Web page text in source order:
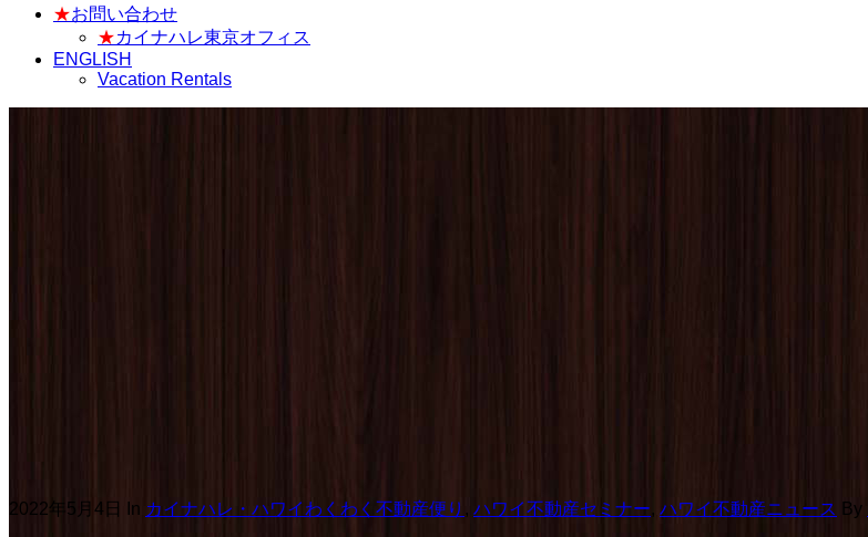
★お問い合わせ
★カイナハレ東京オフィス
ENGLISH
Vacation Rentals
2022年5月4日 In カイナハレ・ハワイわくわく不動産便り , ハワイ不動産セミナー, ハワイ不動産ニュース By